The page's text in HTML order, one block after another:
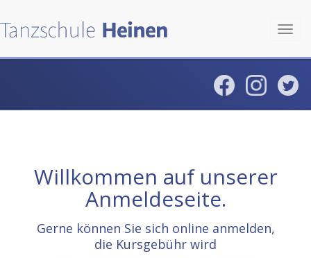
Willkommen auf unserer
Anmeldeseite.
Gerne können Sie sich online anmelden,
die Kursgebühr wird